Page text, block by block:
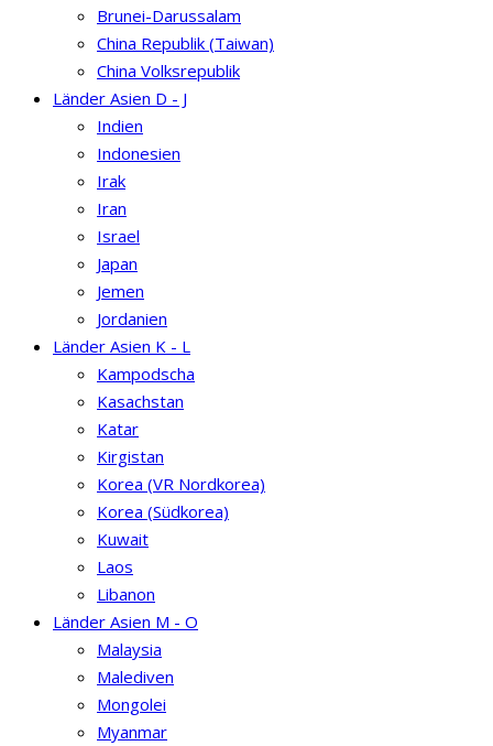
Brunei-Darussalam
China Republik (Taiwan)
China Volksrepublik
Länder Asien D - J
Indien
Indonesien
Irak
Iran
Israel
Japan
Jemen
Jordanien
Länder Asien K - L
Kampodscha
Kasachstan
Katar
Kirgistan
Korea (VR Nordkorea)
Korea (Südkorea)
Kuwait
Laos
Libanon
Länder Asien M - O
Malaysia
Malediven
Mongolei
Myanmar